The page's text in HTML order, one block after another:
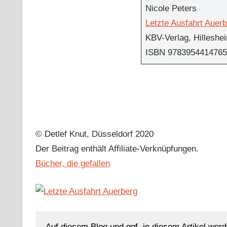
Nicole Peters
Letzte Ausfahrt
KBV-Verlag,
ISBN 9783954414765
© Detlef Knut, Düsseldorf 2020
Der Beitrag enthält Affiliate-Verknüpfungen.
Bücher, die gefallen